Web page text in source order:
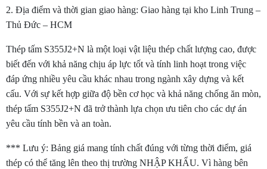
2. Địa điểm và thời gian giao hàng: Giao hàng tại kho Linh Trung –
Thủ Đức – HCM
Thép tấm S355J2+N là một loại vật liệu thép chất lượng cao, được
biết đến với khả năng chịu áp lực tốt và tính linh hoạt trong việc
đáp ứng nhiều yêu cầu khác nhau trong ngành xây dựng và kết
cấu. Với sự kết hợp giữa độ bền cơ học và khả năng chống ăn mòn,
thép tấm S355J2+N đã trở thành lựa chọn ưu tiên cho các dự án
yêu cầu tính bền và an toàn.
*** Lưu ý: Bảng giá mang tính chất đúng với từng thời điểm, giá
thép có thể tăng lên theo thị trường NHẬP KHẨU. Vì hàng bên